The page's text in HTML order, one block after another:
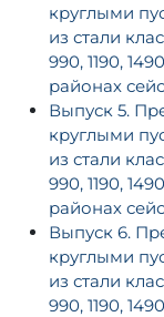
круглыми
из стали
990, 1190,
районах
Выпуск 5.
круглыми
из стали
990, 1190,
районах
Выпуск 6.
круглыми
из стали
990, 1190,